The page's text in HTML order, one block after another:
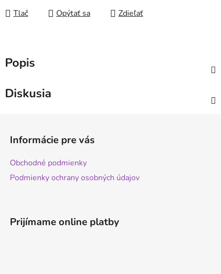
Tlač Opýtať sa Zdieľať
Popis
Diskusia
Informácie pre vás
Obchodné podmienky
Podmienky ochrany osobných údajov
Prijímame online platby